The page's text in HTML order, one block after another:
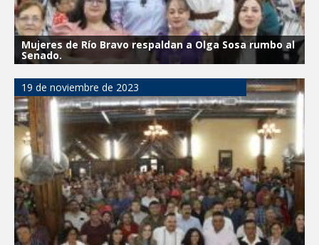
Mujeres de Río Bravo respaldan a Olga Sosa rumbo al
Senado.
19 de noviembre de 2023